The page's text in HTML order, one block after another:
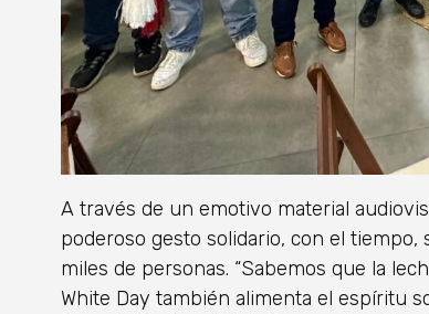
A través de un emotivo material
poderoso gesto solidario, con el
miles de personas. “Sabemos que la
White Day también alimenta el espíritu